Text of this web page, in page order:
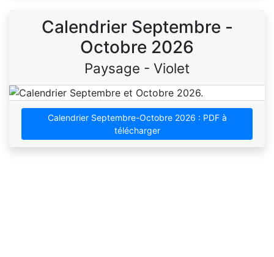
Calendrier Septembre -
Octobre 2026
Paysage - Violet
Calendrier Septembre-Octobre 2026 : PDF à
télécharger